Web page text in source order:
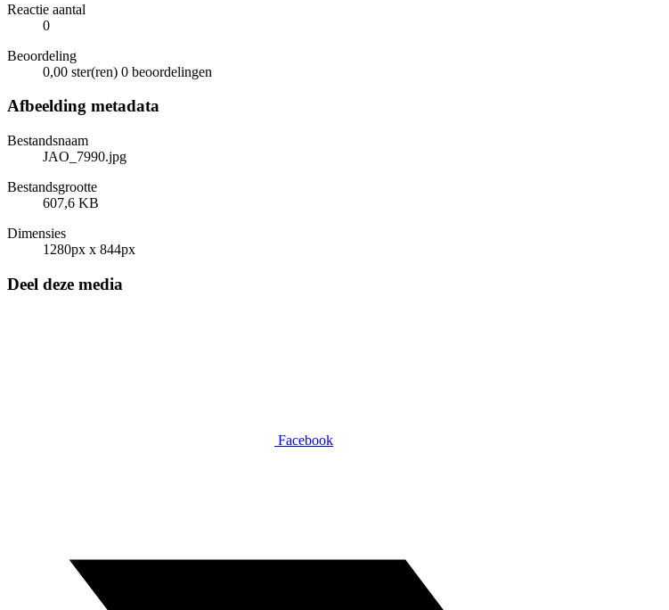
Reactie aantal
0
Beoordeling
0,00 ster(ren) 0 beoordelingen
Afbeelding metadata
Bestandsnaam
JAO_7990.jpg
Bestandsgrootte
607,6 KB
Dimensies
1280px x 844px
Deel deze media
Facebook